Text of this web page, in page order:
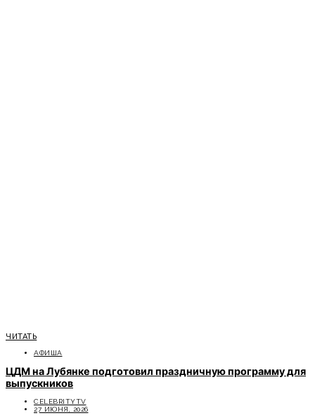
ЧИТАТЬ
АФИША
ЦДМ на Лубянке подготовил праздничную программу для
выпускников
CELEBRITYTV
27 ИЮНЯ, 2026